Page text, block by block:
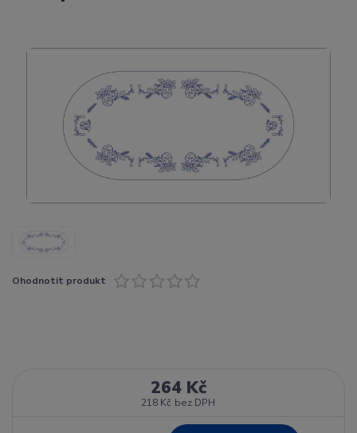
Ohodnotit produkt
264 Kč
218 Kč bez DPH